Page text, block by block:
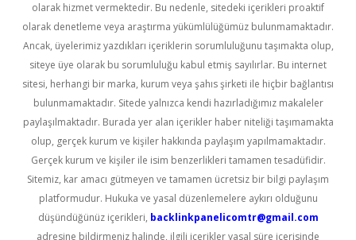
olarak hizmet vermektedir. Bu nedenle, sitedeki içerikleri proaktif
olarak denetleme veya araştırma yükümlülüğümüz bulunmamaktadır.
Ancak, üyelerimiz yazdıkları içeriklerin sorumluluğunu taşımakta olup,
siteye üye olarak bu sorumluluğu kabul etmiş sayılırlar. Bu internet
sitesi, herhangi bir marka, kurum veya şahıs şirketi ile hiçbir bağlantısı
bulunmamaktadır. Sitede yalnızca kendi hazırladığımız makaleler
paylaşılmaktadır. Burada yer alan içerikler haber niteliği taşımamakta
olup, gerçek kurum ve kişiler hakkında paylaşım yapılmamaktadır.
Gerçek kurum ve kişiler ile isim benzerlikleri tamamen tesadüfidir.
Sitemiz, kar amacı gütmeyen ve tamamen ücretsiz bir bilgi paylaşım
platformudur. Hukuka ve yasal düzenlemelere aykırı olduğunu
düşündüğünüz içerikleri, backlinkpanelicomtr@gmail.com
adresine bildirmeniz halinde, ilgili içerikler yasal süre içerisinde